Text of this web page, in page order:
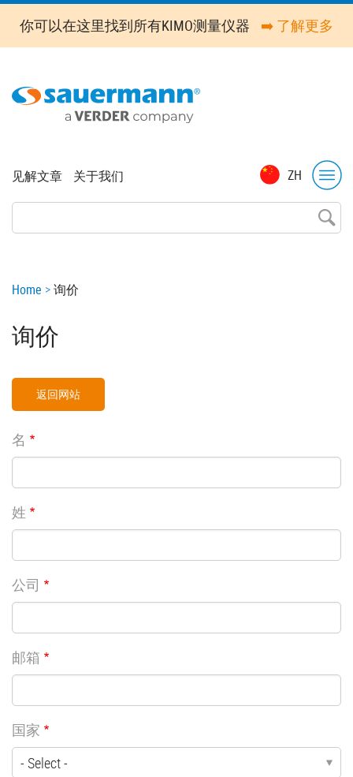
Skip
main
你可以在这里找到所有KIMO测量仪器 ➡️ 了解更多
ZH
Top
见解文章 关于我们
Breadcrumb
Home 询价
询价
返回网站
名
姓
公司
邮箱
国家